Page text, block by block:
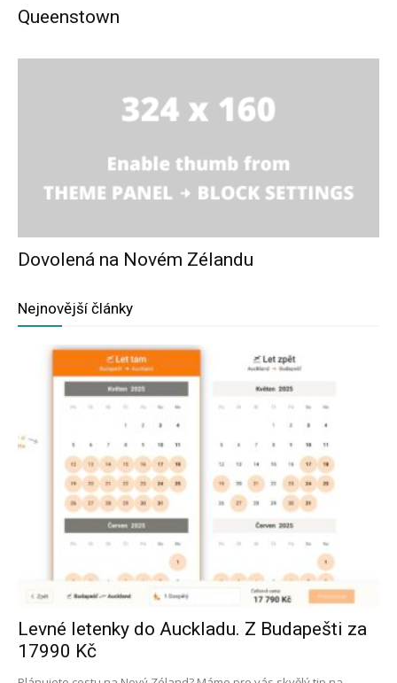
Queenstown
Dovolená na Novém Zélandu
Nejnovější články
Levné letenky do Auckladu. Z Budapešti za
17990 Kč